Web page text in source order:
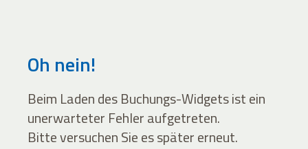
Oh nein!
Beim Laden des Buchungs-Widgets ist ein
unerwarteter Fehler aufgetreten.
Bitte versuchen Sie es später erneut.